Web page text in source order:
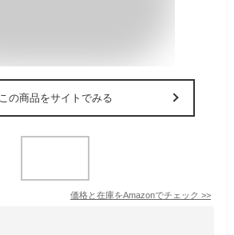
この商品をサイトでみる
価格と在庫をAmazonでチェック >>